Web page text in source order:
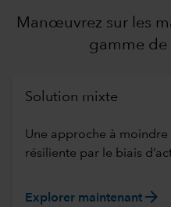
Manœuvrez sur les
gamme de
Solution mixte
Une approche à
résiliente par le biais
Explorer maintenant arrow_forward